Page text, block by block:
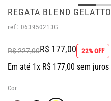
REGATA BLEND GELATTO
ref: 063950213G
R$ 227,00R$ 177,00 22% OFF
Em até 1x R$ 177,00 sem juros
Cor